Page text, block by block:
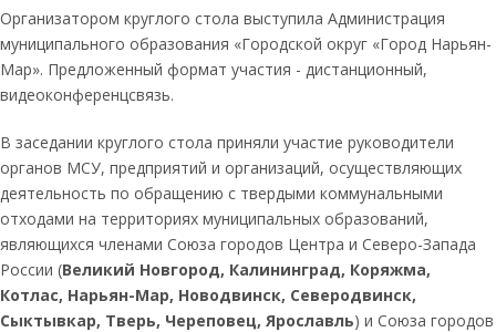
Организатором круглого стола выступила Администрация
муниципального образования «Городской округ «Город Нарьян-
Мар». Предложенный формат участия - дистанционный,
видеоконференцсвязь.
В заседании круглого стола приняли участие руководители
органов МСУ, предприятий и организаций, осуществляющих
деятельность по обращению с твердыми коммунальными
отходами на территориях муниципальных образований,
являющихся членами Союза городов Центра и Северо-Запада
России (Великий Новгород, Калининград, Коряжма,
Котлас, Нарьян-Мар, Новодвинск, Северодвинск,
Сыктывкар, Тверь, Череповец, Ярославль) и Союза городов